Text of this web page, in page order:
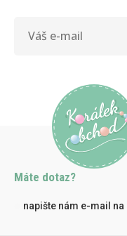
Máte dotaz?
napište nám e-mail na